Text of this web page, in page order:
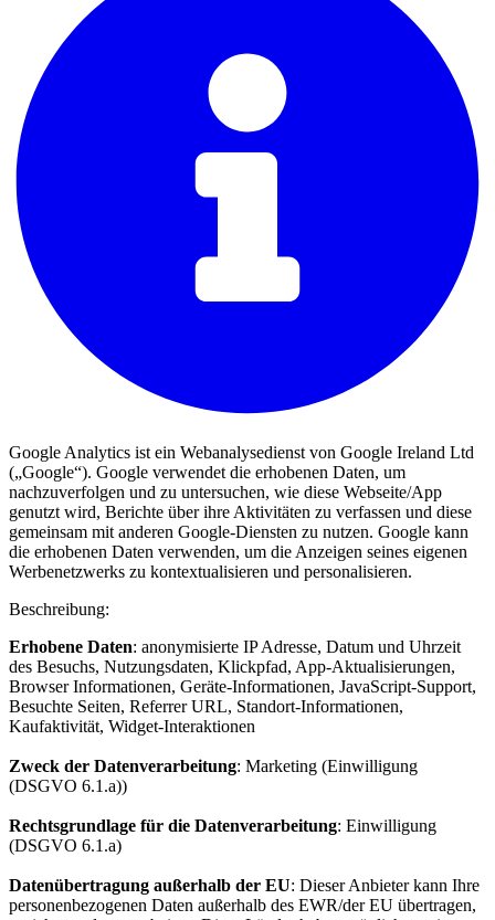
Google Analytics ist ein Webanalysedienst von Google Ireland Ltd
(„Google“). Google verwendet die erhobenen Daten, um
nachzuverfolgen und zu untersuchen, wie diese Webseite/App
genutzt wird, Berichte über ihre Aktivitäten zu verfassen und diese
gemeinsam mit anderen Google-Diensten zu nutzen. Google kann
die erhobenen Daten verwenden, um die Anzeigen seines eigenen
Werbenetzwerks zu kontextualisieren und personalisieren.
Beschreibung:
Erhobene Daten: anonymisierte IP Adresse, Datum und Uhrzeit
des Besuchs, Nutzungsdaten, Klickpfad, App-Aktualisierungen,
Browser Informationen, Geräte-Informationen, JavaScript-Support,
Besuchte Seiten, Referrer URL, Standort-Informationen,
Kaufaktivität, Widget-Interaktionen
Zweck der Datenverarbeitung: Marketing (Einwilligung
(DSGVO 6.1.a))
Rechtsgrundlage für die Datenverarbeitung: Einwilligung
(DSGVO 6.1.a)
Datenübertragung außerhalb der EU: Dieser Anbieter kann Ihre
personenbezogenen Daten außerhalb des EWR/der EU übertragen,